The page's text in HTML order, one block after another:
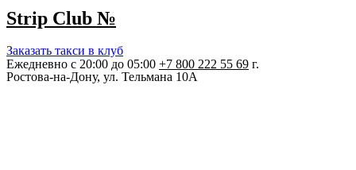
Strip Club №
Заказать такси в клуб
Ежедневно с 20:00 до 05:00 +7 800 222 55 69 г.
Ростова‑на‑Дону, ул. Тельмана 10А